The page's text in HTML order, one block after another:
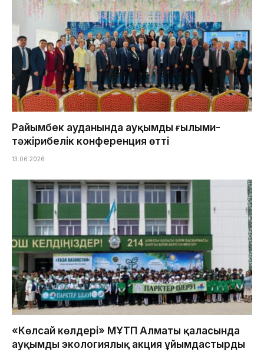
Райымбек ауданында ауқымды ғылыми-
тәжірибелік конференция өтті
13.06.2026
«Көлсай көлдері» МҰТП Алматы қаласында
ауқымды экологиялық акция ұйымдастырды